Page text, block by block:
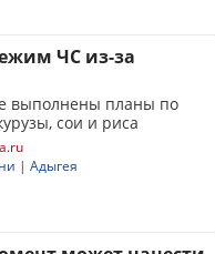
ЧС из-за
выполнены планы по
сои и риса
| Адыгея